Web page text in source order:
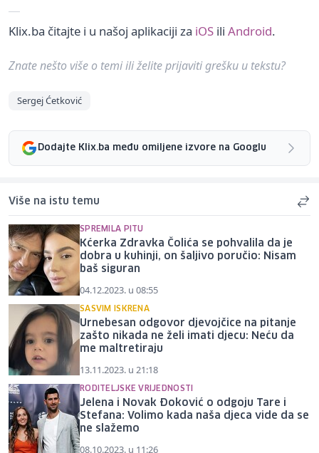
Klix.ba čitajte i u našoj aplikaciji za iOS ili Android.
Znate nešto više o temi ili želite prijaviti grešku u tekstu?
Sergej Ćetković
Dodajte Klix.ba među omiljene izvore na Googlu
Više na istu temu
SPREMILA PITU
Kćerka Zdravka Čolića se pohvalila da je
dobra u kuhinji, on šaljivo poručio: Nisam
baš siguran
04.12.2023. u 08:55
SASVIM ISKRENA
Urnebesan odgovor djevojčice na pitanje
zašto nikada ne želi imati djecu: Neću da
me maltretiraju
13.11.2023. u 21:18
RODITELJSKE VRIJEDNOSTI
Jelena i Novak Đoković o odgoju Tare i
Stefana: Volimo kada naša djeca vide da se
ne slažemo
08.10.2023. u 11:26